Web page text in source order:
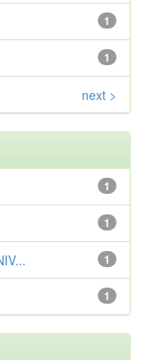
1
1
next >
1
1
1
1